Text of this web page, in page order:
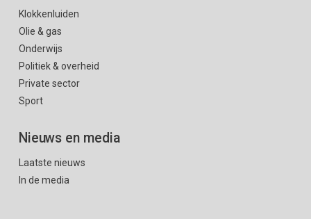
Klokkenluiden
Olie & gas
Onderwijs
Politiek & overheid
Private sector
Sport
Nieuws en media
Laatste nieuws
In de media